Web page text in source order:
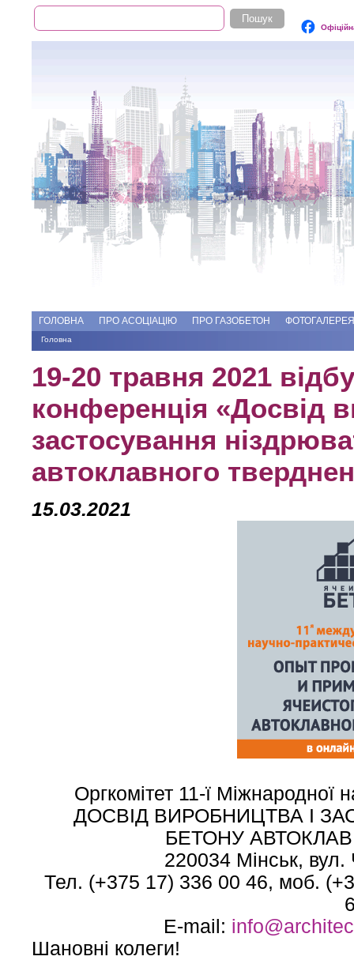
Пошукова форма
Пошук
ГОЛОВНА ПРО АСОЦІАЦІЮ ПРО ГАЗОБЕТОН ФОТОГАЛЕРЕЯ
Ви є тут
Головна
19-20 травня 2021
конференція «Досвід
застосування
автоклавного
15.03.2021
Оргкомітет 11-ї Міжнародної
ДОСВІД ВИРОБНИЦТВА І
БЕТОНУ
220034 Мінськ,
Тел. (+375 17) 336 00 46, моб.
E-mail: info@architec
Шановні колеги!